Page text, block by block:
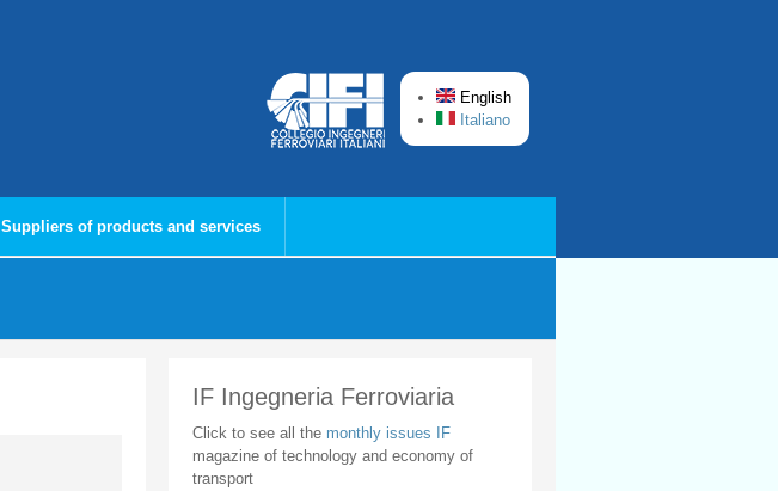
English
Italiano
Suppliers of products and services
IF Ingegneria Ferroviaria
Click to see all the monthly issues IF
magazine of technology and economy of
transport